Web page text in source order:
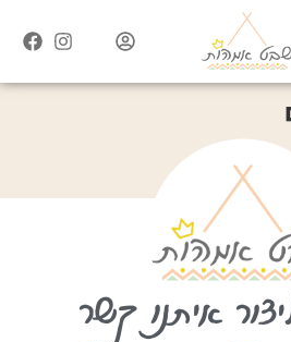
איתנו קשר